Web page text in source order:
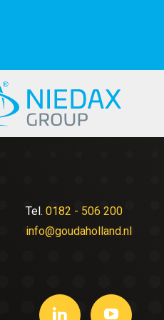
Tel. 0182 - 506 200
info@goudaholland.nl